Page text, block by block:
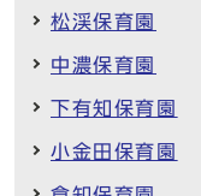
松渓保育園
中濃保育園
下有知保育園
小金田保育園